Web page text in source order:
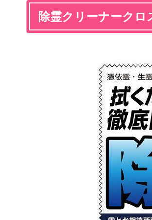
除霊クリーナークロ